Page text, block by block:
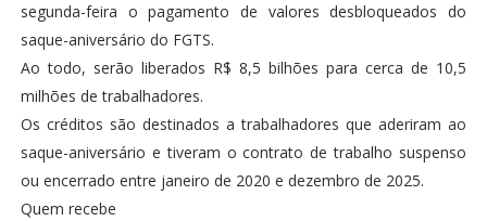
segunda-feira o pagamento de valores desbloqueados do
saque-aniversário do FGTS.
Ao todo, serão liberados R$ 8,5 bilhões para cerca de 10,5
milhões de trabalhadores.
Os créditos são destinados a trabalhadores que aderiram ao
saque-aniversário e tiveram o contrato de trabalho suspenso
ou encerrado entre janeiro de 2020 e dezembro de 2025.
Quem recebe